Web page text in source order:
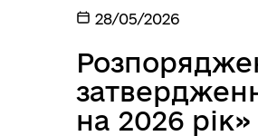
ОЧИЩЕННЯ
28/05/2026
на 2026 рік»